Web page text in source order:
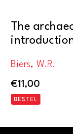
The
Biers, W.R.
€11,00
BESTEL